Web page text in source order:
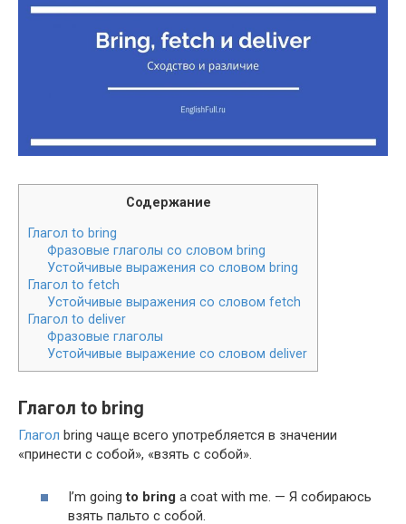
Содержание
Глагол to bring
Фразовые глаголы со словом bring
Устойчивые выражения со словом bring
Глагол to fetch
Устойчивые выражения со словом fetch
Глагол to deliver
Фразовые глаголы
Устойчивые выражение со словом deliver
Глагол to bring
Глагол bring чаще всего употребляется в значении
«принести с собой», «взять с собой».
I’m goingto bring a coat with me. — Я собираюсь
взять пальто с собой.